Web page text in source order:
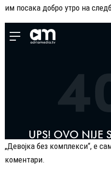
им посака добро утро на
„Девојка без комплекси“, е
коментари.